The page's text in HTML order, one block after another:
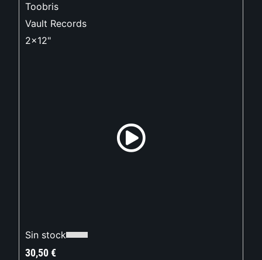
Toobris
Vault Records
2x12"
Sin stock
30,50€